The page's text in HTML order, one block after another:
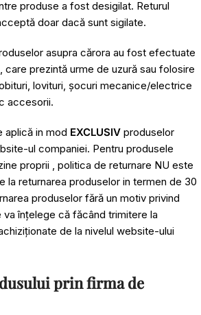
produse a fost desigilat. Returul
doar dacă sunt sigilate.
asupra cărora au fost efectuate
care prezintă urme de uzură sau folosire
lovituri, șocuri mecanice/electrice
accesorii.
aplică in mod EXCLUSIV produselor
ul companiei. Pentru produsele
proprii , politica de returnare NU este
la returnarea produselor in termen de 30
produselor fără un motiv privind
înțelege că făcând trimitere la
de la nivelul website-ului
prin firma de